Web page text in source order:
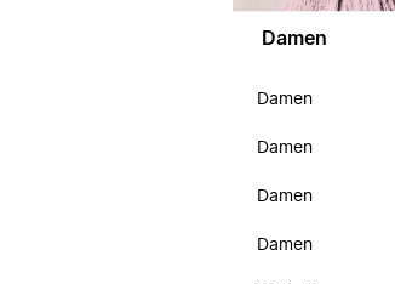
Damen
Damen
Damen
Damen
Damen